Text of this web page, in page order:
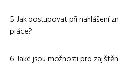
5. Jak postupovat při nahlášení
práce?
6. Jaké jsou možnosti pro